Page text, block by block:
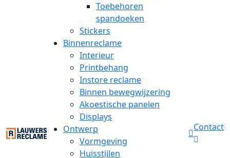
Toebehoren
spandoeken
Stickers
Binnenreclame
Interieur
Printbehang
Instore reclame
Binnen bewegwijzering
Akoestische panelen
Displays
Ontwerp
Vormgeving
Huisstijlen
Contact